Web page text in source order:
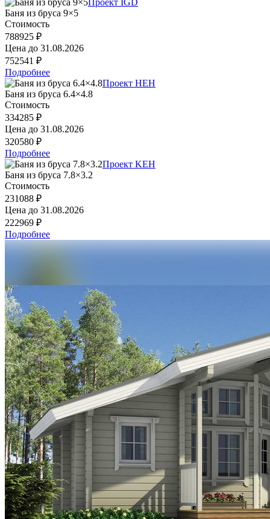
Баня из бруса 9×5
Стоимость
788925 ₽
Цена до 31.08.2026
752541 ₽
Подробнее
Проект HEH
Баня из бруса 6.4×4.8
Стоимость
334285 ₽
Цена до 31.08.2026
320580 ₽
Подробнее
Проект KEH
Баня из бруса 7.8×3.2
Стоимость
231088 ₽
Цена до 31.08.2026
222969 ₽
Подробнее